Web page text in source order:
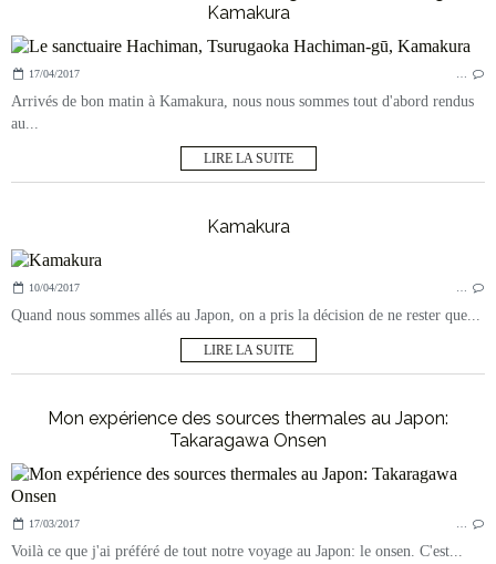
Kamakura
17/04/2017 …
Arrivés de bon matin à Kamakura, nous nous sommes tout d'abord rendus
au...
LIRE LA SUITE
Kamakura
10/04/2017 …
Quand nous sommes allés au Japon, on a pris la décision de ne rester que...
LIRE LA SUITE
Mon expérience des sources thermales au Japon:
Takaragawa Onsen
17/03/2017 …
Voilà ce que j'ai préféré de tout notre voyage au Japon: le onsen. C'est...